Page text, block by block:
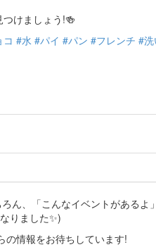
けましょう!🍻
コ #水 #パイ #パン #フレンチ #
、「こんなイベントがあるよ
りました✨)
の情報をお待ちしています!